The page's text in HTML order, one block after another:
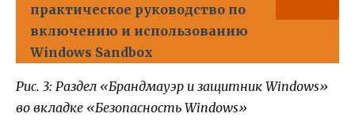
практическое руководство по
включению и использованию
Windows Sandbox
Рис. 3: Раздел «Брандмауэр и защитник Windows»
во вкладке «Безопасность Windows»